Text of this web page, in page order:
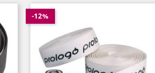
-12%